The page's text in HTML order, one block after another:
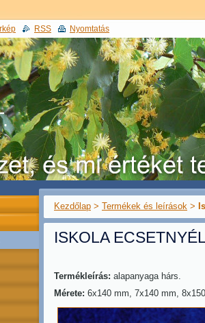
Kezdőlap > Termékek és leírások >
ISKOLA ECSETNYÉL
Termékleírás: alapanyaga hárs.
Mérete: 6x140 mm, 7x140 mm,
RSS Nyomtatás